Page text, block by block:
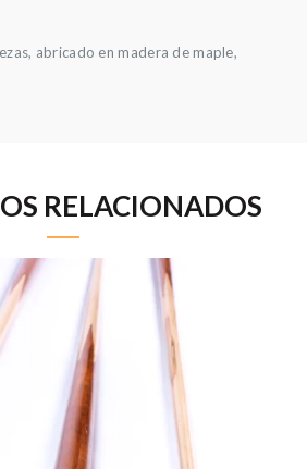
abricado en madera de maple,
RELACIONADOS